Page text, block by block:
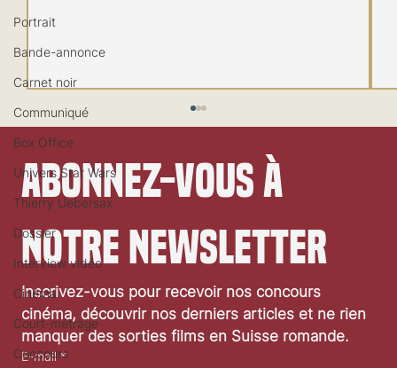
Portrait
Bande-annonce
Carnet noir
Communiqué
Box Office
Univers Star Wars
Thierry Uebersax
Dossier
Interview vidéo
Cinéma
Court-métrage
Concours
Abonnez-vous à
notre newsletter
Inscrivez-vous pour recevoir nos concours
cinéma, découvrir nos derniers articles et ne rien
manquer des sorties films en Suisse romande.
E-mail *